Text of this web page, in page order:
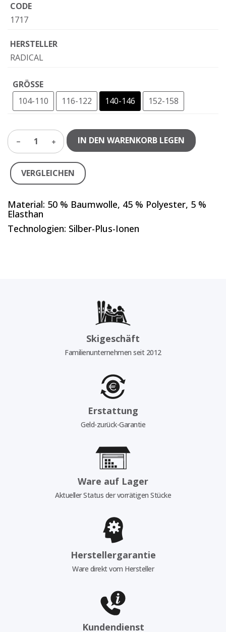
CODE
1717
HERSTELLER
RADICAL
GRÖSSE
104-110
116-122 140-146 152-158
1 IN DEN WARENKORB LEGEN
VERGLEICHEN
Material: 50 % Baumwolle, 45 % Polyester, 5 %
Elasthan
Technologien: Silber-Plus-Ionen
Skigeschäft
Familienunternehmen seit 2012
Erstattung
Geld-zurück-Garantie
Ware auf Lager
Aktueller Status der vorrätigen Stücke
Herstellergarantie
Ware direkt vom Hersteller
Kundendienst